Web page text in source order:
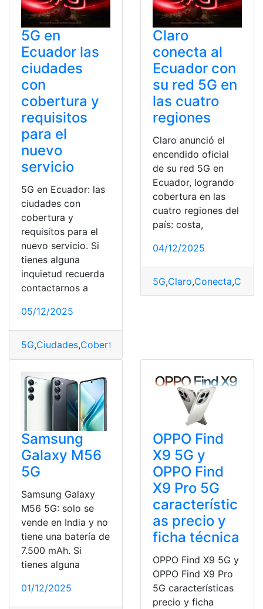
5G en
Ecuador las
ciudades
con
cobertura y
requisitos
para el
nuevo
servicio
5G en Ecuador: las
ciudades con
cobertura y
requisitos para el
nuevo servicio. Si
tienes alguna
inquietud recuerda
contactarnos a
05/12/2025
5G,Ciudades,Cobertura
Claro
conecta al
Ecuador con
su red 5G en
las cuatro
regiones
Claro anunció el
encendido oficial
de su red 5G en
Ecuador, logrando
cobertura en las
cuatro regiones del
país: costa,
04/12/2025
5G,Claro,Conecta,
Samsung
Galaxy M56
5G
Samsung Galaxy
M56 5G: solo se
vende en India y no
tiene una batería de
7.500 mAh. Si
tienes alguna
01/12/2025
OPPO Find
X9 5G y
OPPO Find
X9 Pro 5G
característic
as precio y
ficha técnica
OPPO Find X9 5G y
OPPO Find X9 Pro
5G características
precio y ficha